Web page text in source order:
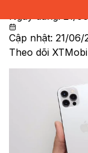
Ngày đăng:21/
Cập nhật: 21/06/
Theo dõi